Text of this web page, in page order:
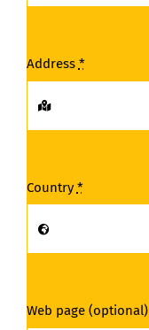
Address *
Country *
Web page (optional)